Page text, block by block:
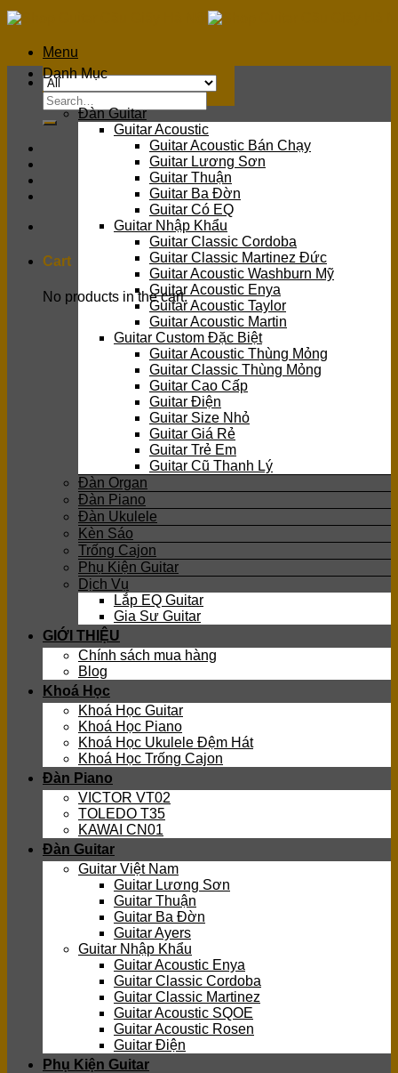
Skip
to
contentMenu
Search
for:
Cart
No products in the cart.
Danh Mục
Đàn Guitar
Guitar Acoustic
Guitar Acoustic Bán Chạy
Guitar Lương Sơn
Guitar Thuận
Guitar Ba Đờn
Guitar Có EQ
Guitar Nhập Khẩu
Guitar Classic Cordoba
Guitar Classic Martinez Đức
Guitar Acoustic Washburn Mỹ
Guitar Acoustic Enya
Guitar Acoustic Taylor
Guitar Acoustic Martin
Guitar Custom Đặc Biệt
Guitar Acoustic Thùng Mỏng
Guitar Classic Thùng Mỏng
Guitar Cao Cấp
Guitar Điện
Guitar Size Nhỏ
Guitar Giá Rẻ
Guitar Trẻ Em
Guitar Cũ Thanh Lý
Đàn Organ
Đàn Piano
Đàn Ukulele
Kèn Sáo
Trống Cajon
Phụ Kiện Guitar
Dịch Vụ
Lắp EQ Guitar
Gia Sư Guitar
GIỚI THIỆU
Chính sách mua hàng
Blog
Khoá Học
Khoá Học Guitar
Khoá Học Piano
Khoá Học Ukulele Đệm Hát
Khoá Học Trống Cajon
Đàn Piano
VICTOR VT02
TOLEDO T35
KAWAI CN01
Đàn Guitar
Guitar Việt Nam
Guitar Lương Sơn
Guitar Thuận
Guitar Ba Đờn
Guitar Ayers
Guitar Nhập Khẩu
Guitar Acoustic Enya
Guitar Classic Cordoba
Guitar Classic Martinez
Guitar Acoustic SQOE
Guitar Acoustic Rosen
Guitar Điện
Phụ Kiện Guitar